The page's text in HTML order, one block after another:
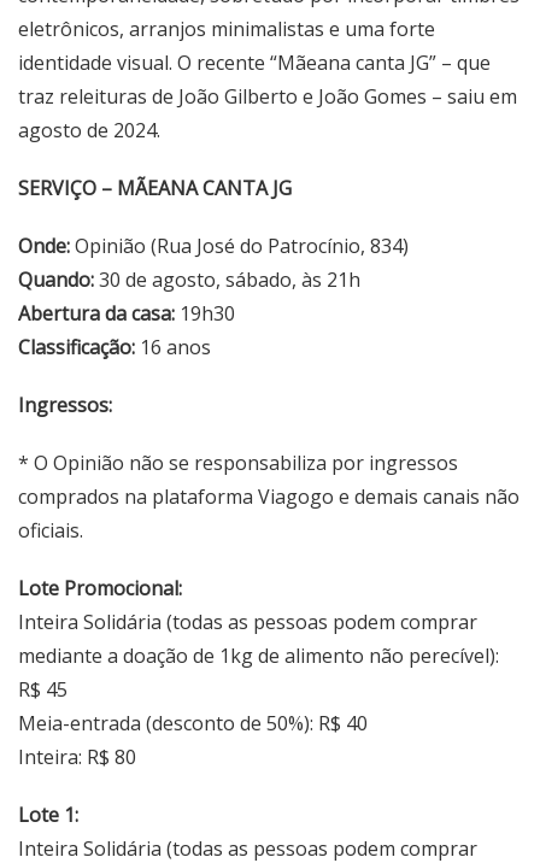
eletrônicos, arranjos minimalistas e uma forte
identidade visual. O recente “Mãeana canta JG” – que
traz releituras de João Gilberto e João Gomes – saiu em
agosto de 2024.
SERVIÇO – MÃEANA CANTA JG
Onde:Opinião (Rua José do Patrocínio, 834)
Quando:30 de agosto, sábado, às 21h
Abertura da casa: 19h30
Classificação: 16 anos
Ingressos:
* O Opinião não se responsabiliza por ingressos
comprados na plataforma Viagogo e demais canais não
oficiais.
Lote Promocional:
Inteira Solidária (todas as pessoas podem comprar
mediante a doação de 1kg de alimento não perecível):
R$ 45
Meia-entrada (desconto de 50%): R$ 40
Inteira: R$ 80
Lote 1:
Inteira Solidária (todas as pessoas podem comprar